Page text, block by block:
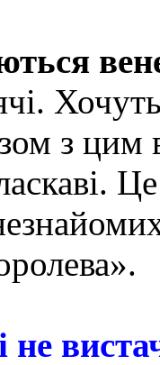
з цим